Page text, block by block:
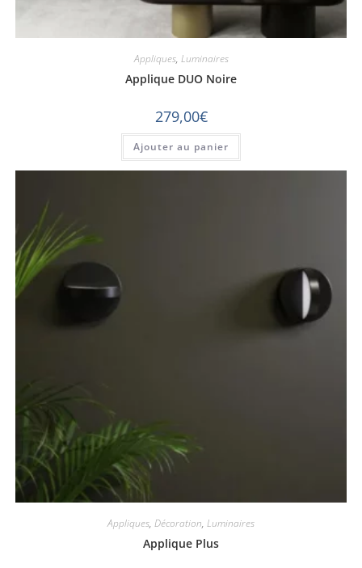
Appliques, Luminaires
Applique DUO Noire
279,00€
Ajouter au panier
Appliques, Décoration, Luminaires
Applique Plus